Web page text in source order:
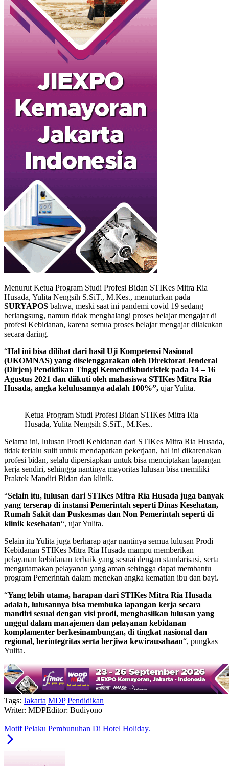
Menurut Ketua Program Studi Profesi Bidan STIKes Mitra Ria
Husada, Yulita Nengsih S.SiT., M.Kes., menuturkan pada
SURYAPOS bahwa, meski saat ini pandemi covid 19 sedang
berlangsung, namun tidak menghalangi proses belajar mengajar di
profesi Kebidanan, karena semua proses belajar mengajar dilakukan
secara daring.
“Hal ini bisa dilihat dari hasil Uji Kompetensi Nasional
(UKOMNAS) yang diselenggarakan oleh Direktorat Jenderal
(Dirjen) Pendidikan Tinggi Kemendikbudristek pada 14 – 16
Agustus 2021 dan diikuti oleh mahasiswa STIKes Mitra Ria
Husada, angka kelulusannya adalah 100%”, ujar Yulita.
Ketua Program Studi Profesi Bidan STIKes Mitra Ria
Husada, Yulita Nengsih S.SiT., M.Kes..
Selama ini, lulusan Prodi Kebidanan dari STIKes Mitra Ria Husada,
tidak terlalu sulit untuk mendapatkan pekerjaan, hal ini dikarenakan
profesi bidan, selalu dipersiapkan untuk bisa menciptakan lapangan
kerja sendiri, sehingga nantinya mayoritas lulusan bisa memiliki
Praktek Mandiri Bidan dan klinik.
“Selain itu, lulusan dari STIKes Mitra Ria Husada juga banyak
yang terserap di instansi Pemerintah seperti Dinas Kesehatan,
Rumah Sakit dan Puskesmas dan Non Pemerintah seperti di
klinik kesehatan“, ujar Yulita.
Selain itu Yulita juga berharap agar nantinya semua lulusan Prodi
Kebidanan STIKes Mitra Ria Husada mampu memberikan
pelayanan kebidanan terbaik yang sesuai dengan standarisasi, serta
mengutamakan pelayanan yang aman sehingga dapat membantu
program Pemerintah dalam menekan angka kematian ibu dan bayi.
“Yang lebih utama, harapan dari STIKes Mitra Ria Husada
adalah, lulusannya bisa membuka lapangan kerja secara
mandiri sesuai dengan visi prodi, menghasilkan lulusan yang
unggul dalam manajemen dan pelayanan kebidanan
komplamenter berkesinambungan, di tingkat nasional dan
regional, berintegritas serta berjiwa kewirausahaan“, pungkas
Yulita.
Tags: Jakarta MDP Pendidikan
Writer: MDPEditor: Budiyono
Motif Pelaku Pembunuhan Di Hotel Holiday.